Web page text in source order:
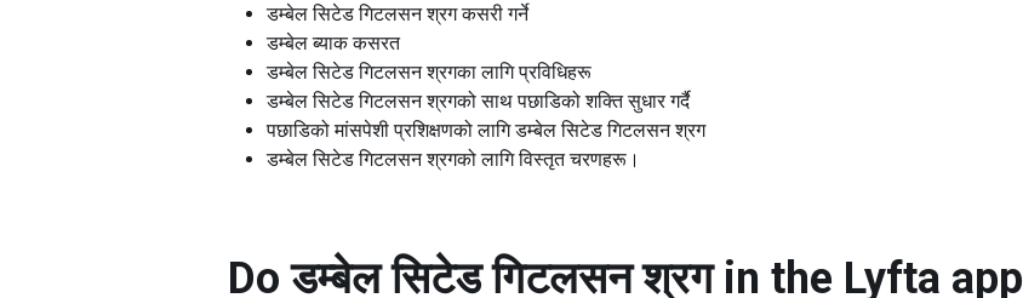
डम्बेल सिटेड गिटलसन श्रग कसरी गर्ने
डम्बेल ब्याक कसरत
डम्बेल सिटेड गिटलसन श्रगका लागि प्रविधिहरू
डम्बेल सिटेड गिटलसन श्रगको साथ पछाडिको शक्ति सुधार गर्दै
पछाडिको मांसपेशी प्रशिक्षणको लागि डम्बेल सिटेड गिटलसन श्रग
डम्बेल सिटेड गिटलसन श्रगको लागि विस्तृत चरणहरू।
Do डम्बेल सिटेड गिटलसन श्रग in the Lyfta app